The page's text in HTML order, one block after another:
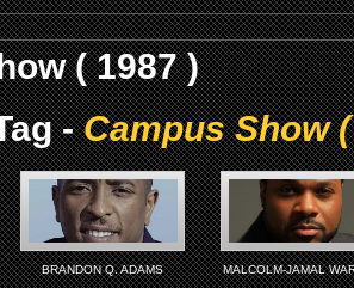
( 1987 )
-Campus Show
BRANDON Q. ADAMS MALCOLM-JAMAL